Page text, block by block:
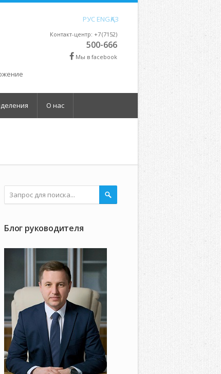
РУС ENGҚАЗ
Контакт-центр: +7 (7152)
500-666
Мы в facebook
О нас
Блог руководителя